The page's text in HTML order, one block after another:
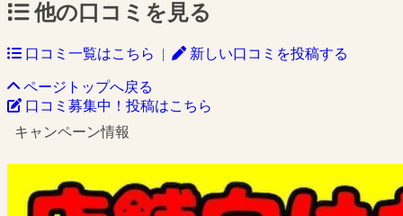
他の口コミを見る
口コミ一覧はこちら | 新しい口コミを投稿する
ページトップへ戻る
口コミ募集中！投稿はこちら
キャンペーン情報